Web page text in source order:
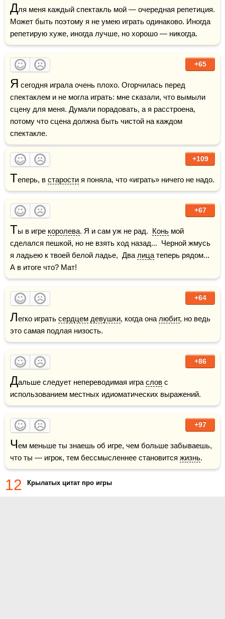
Для меня каждый спектакль мой — очередная репетиция.
Может быть поэтому я не умею играть одинаково. Иногда
репетирую хуже, иногда лучше, но хорошо — никогда.
+65
Я сегодня играла очень плохо. Огорчилась перед
спектаклем и не могла играть: мне сказали, что вымыли
сцену для меня. Думали порадовать, а я расстроена,
потому что сцена должна быть чистой на каждом
спектакле.
+109
Теперь, в старости я поняла, что «играть» ничего не надо.
+67
Ты в игре королева. Я и сам уж не рад. Конь мой
сделался пешкой, но не взять ход назад...  Черной жмусь
я ладьею к твоей белой ладье,  Два лица теперь рядом...
А в итоге что? Мат!
+64
Легко играть сердцем девушки, когда она любит, но ведь
это самая подлая низость.
+86
Дальше следует непереводимая игра слов с
использованием местных идиоматических выражений.
+97
Чем меньше ты знаешь об игре, чем больше забываешь,
что ты — игрок, тем бессмысленнее становится жизнь.
12 Крылатых цитат про игры